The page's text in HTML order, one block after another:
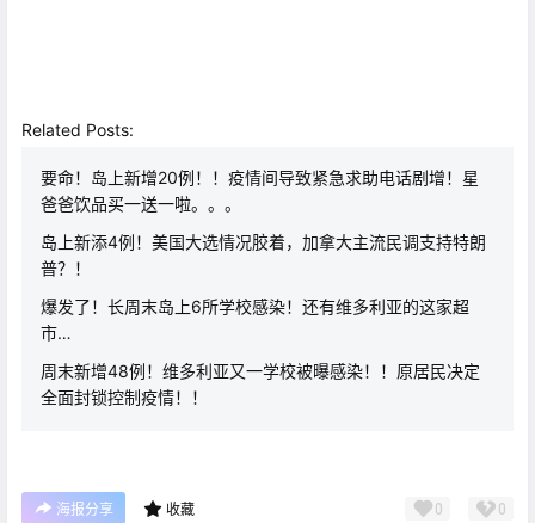
Related Posts:
要命！岛上新增20例！！疫情间导致紧急求助电话剧增！星
爸爸饮品买一送一啦。。。
岛上新添4例！美国大选情况胶着，加拿大主流民调支持特朗
普？！
爆发了！长周末岛上6所学校感染！还有维多利亚的这家超
市…
周末新增48例！维多利亚又一学校被曝感染！！原居民决定
全面封锁控制疫情！！
海报分享 收藏 0 0